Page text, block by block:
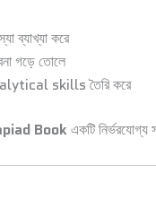
ব্যাখ্যা করে
গড়ে তোলে
skills তৈরি করে
Bookএকটি নির্ভরযোগ্য